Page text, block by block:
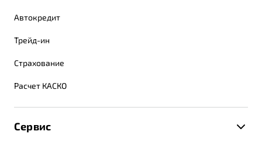
Автокредит
Трейд-ин
Страхование
Расчет КАСКО
Сервис